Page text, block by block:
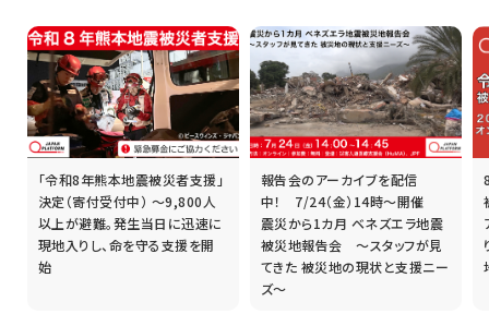
「令和8年熊本地震被災者支援」
決定（寄付受付中） ～9,800人
以上が避難。発生当日に迅速に
現地入りし、命を守る支援を開
始
報告会のアーカイブを配信
中！ 7/24（金）14時～開催
震災から1カ月 ベネズエラ地震
被災地報告会 ～スタッフが見
てきた 被災地の現状と支援ニー
ズ～